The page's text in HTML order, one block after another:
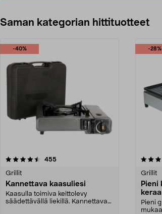
Saman kategorian hittituotteet
-40%
455arvostelut
Grillit
Kannettava kaasuliesi
Kaasulla toimiva keittolevy
säädettävällä liekillä. Kannettava
-28%
4.5 viidestä
Grillit
Pieni
Pieni